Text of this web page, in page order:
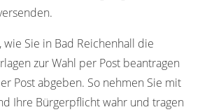
Sie in Bad Reichenhall die
zur Wahl per Post beantragen
Post abgeben. So nehmen Sie mit
Ihre Bürgerpflicht wahr und tragen